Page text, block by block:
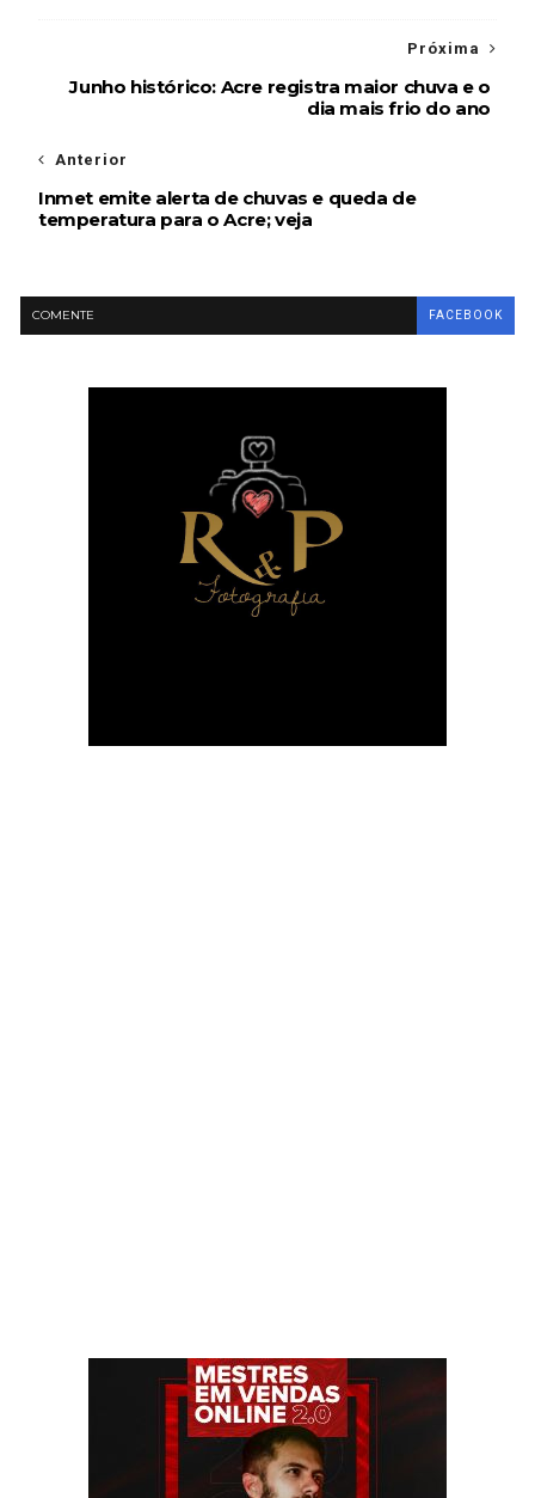
Próxima
Junho histórico: Acre registra maior chuva e o
dia mais frio do ano
Anterior
Inmet emite alerta de chuvas e queda de
temperatura para o Acre; veja
COMENTE FACEBOOK